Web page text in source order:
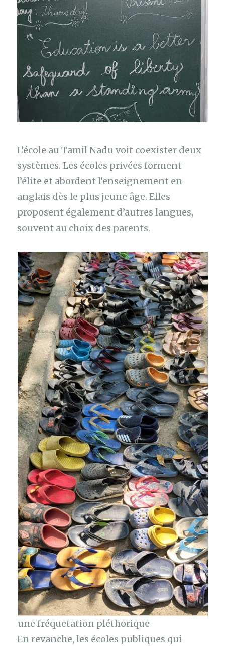
L’école au Tamil Nadu voit coexister deux
systèmes. Les écoles privées forment
l’élite et abordent l’enseignement en
anglais dès le plus jeune âge. Elles
proposent également d’autres langues,
souvent au choix des parents.
une fréquetation pléthorique
En revanche, les écoles publiques qui